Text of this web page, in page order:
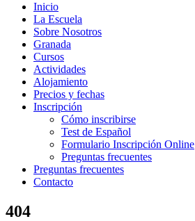
Inicio
La Escuela
Sobre Nosotros
Granada
Cursos
Actividades
Alojamiento
Precios y fechas
Inscripción
Cómo inscribirse
Test de Español
Formulario Inscripción Online
Preguntas frecuentes
Preguntas frecuentes
Contacto
404